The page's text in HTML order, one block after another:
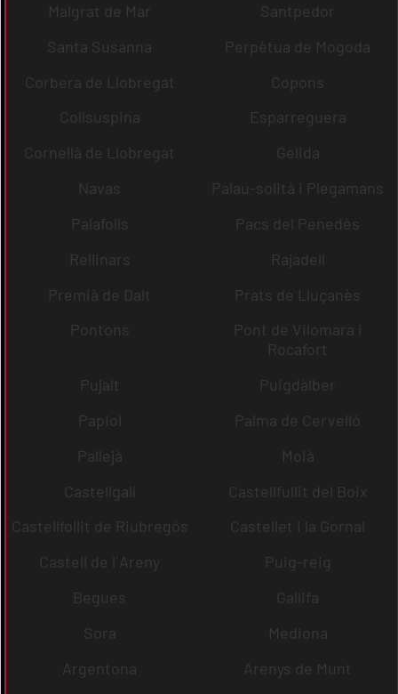
Malgrat de Mar
Santpedor
Santa Susanna
Perpètua de Mogoda
Corbera de Llobregat
Copons
Collsuspina
Esparreguera
Cornellà de Llobregat
Gelida
Navas
Palau-solità i Plegamans
Palafolls
Pacs del Penedès
Rellinars
Rajadell
Premià de Dalt
Prats de Lluçanès
Pontons
Pont de Vilomara i
Rocafort
Pujalt
Puigdàlber
Papiol
Palma de Cervelló
Pallejà
Moià
Castellgalí
Castellfullit del Boix
Castellfollit de Riubregós
Castellet i la Gornal
Castell de l´Areny
Puig-reig
Begues
Gallifa
Sora
Mediona
Argentona
Arenys de Munt